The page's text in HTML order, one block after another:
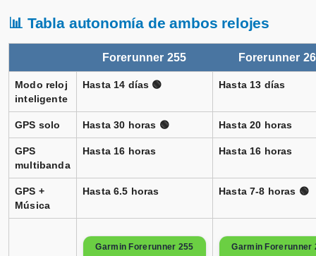
📊 Tabla autonomía de ambos relojes
Forerunner 255 Forerunner
Modo reloj
inteligente
Hasta 14 días 🟢 Hasta 13 días
GPS solo Hasta 30 horas 🟢 Hasta 20 horas
GPS
multibanda
Hasta 16 horas Hasta 16 horas
GPS +
Música
Hasta 6.5 horas Hasta 7-8 horas 🟢
Garmin Forerunner 255 Garmin Forerunner